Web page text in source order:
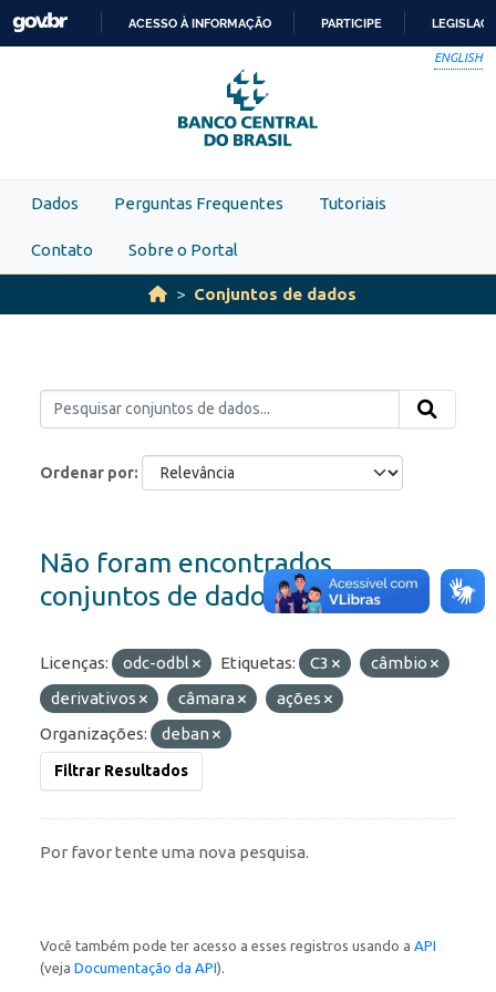
Skip to main content
PARA
O
CONTEÚDO
ACESSO À INFORMAÇÃO PARTICIPE
ENGLISH
Dados Perguntas Frequentes Tutoriais
Contato Sobre o Portal
Conjuntos de dados
Ordenar por
Não foram encontrados
conjuntos de dados
Licenças: odc-odbl Etiquetas: C3
câmbio
derivativos
câmara
ações
Organizações:
deban
Filtrar Resultados
Por favor tente uma nova pesquisa.
Você também pode ter acesso a esses registros usando a API
(veja Documentação da API).